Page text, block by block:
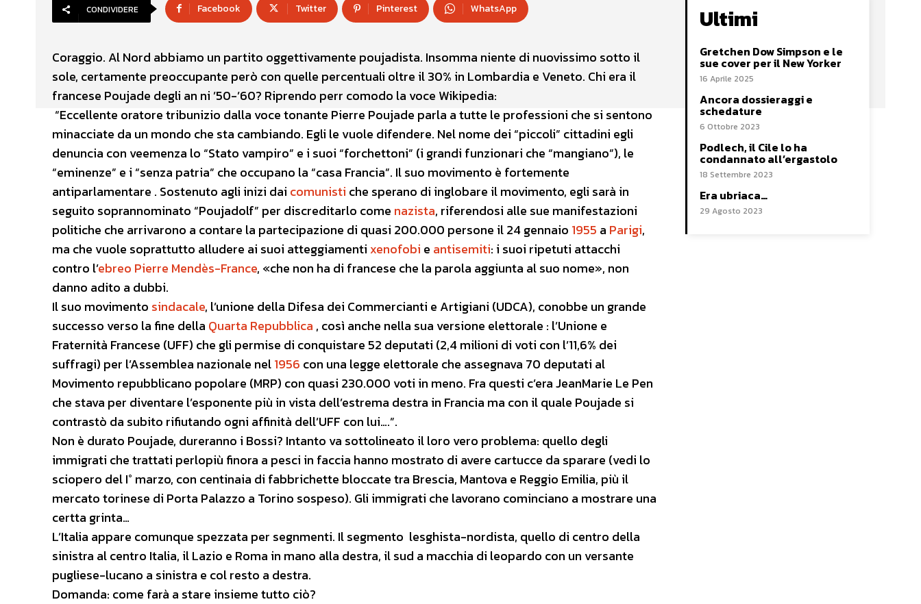
CONDIVIDERE Facebook Twitter Pinterest WhatsApp
Coraggio. Al Nord abbiamo un partito oggettivamente poujadista. Insomma niente di nuovissimo sotto il
sole, certamente preoccupante però con quelle percentuali oltre il 30% in Lombardia e Veneto. Chi era il
francese Poujade degli an ni ’50-’60? Riprendo perr comodo la voce Wikipedia:
“Eccellente oratore tribunizio dalla voce tonante Pierre Poujade parla a tutte le professioni che si sentono
minacciate da un mondo che sta cambiando. Egli le vuole difendere. Nel nome dei “piccoli” cittadini egli
denuncia con veemenza lo “Stato vampiro” e i suoi “forchettoni” (i grandi funzionari che “mangiano”), le
“eminenze” e i “senza patria” che occupano la “casa Francia”. Il suo movimento è fortemente
antiparlamentare . Sostenuto agli inizi dai comunisti che sperano di inglobare il movimento, egli sarà in
seguito soprannominato “Poujadolf” per discreditarlo come nazista, riferendosi alle sue manifestazioni
politiche che arrivarono a contare la partecipazione di quasi 200.000 persone il 24 gennaio 1955 a Parigi,
ma che vuole soprattutto alludere ai suoi atteggiamentixenofobi e antisemiti: i suoi ripetuti attacchi
contro l’ebreo Pierre Mendès-France, «che non ha di francese che la parola aggiunta al suo nome», non
danno adito a dubbi.
Il suo movimento sindacale, l’unione della Difesa dei Commercianti e Artigiani (UDCA), conobbe un grande
successo verso la fine della Quarta Repubblica , così anche nella sua versione elettorale : l’Unione e
Fraternità Francese (UFF) che gli permise di conquistare 52 deputati (2,4 milioni di voti con l’11,6% dei
suffragi) per l’Assemblea nazionale nel1956 con una legge elettorale che assegnava 70 deputati al
Movimento repubblicano popolare (MRP) con quasi 230.000 voti in meno. Fra questi c’era JeanMarie Le Pen
che stava per diventare l’esponente più in vista dell’estrema destra in Francia ma con il quale Poujade si
contrastò da subito rifiutando ogni affinità dell’UFF con lui….”.
Non è durato Poujade, dureranno i Bossi? Intanto va sottolineato il loro vero problema: quello degli
immigrati che trattati perlopiù finora a pesci in faccia hanno mostrato di avere cartucce da sparare (vedi lo
sciopero del I° marzo, con centinaia di fabbrichette bloccate tra Brescia, Mantova e Reggio Emilia, più il
mercato torinese di Porta Palazzo a Torino sospeso). Gli immigrati che lavorano cominciano a mostrare una
certta grinta…
L’Italia appare comunque spezzata per segnmenti. Il segmento lesghista-nordista, quello di centro della
sinistra al centro Italia, il Lazio e Roma in mano alla destra, il sud a macchia di leopardo con un versante
pugliese-lucano a sinistra e col resto a destra.
Domanda: come farà a stare insieme tutto ciò?
Ultimi
Gretchen Dow Simpson e le
sue cover per il New Yorker
16 Aprile 2025
Ancora dossieraggi e
schedature
6 Ottobre 2023
Podlech, il Cile lo ha
condannato all’ergastolo
18 Settembre 2023
Era ubriaca…
29 Agosto 2023